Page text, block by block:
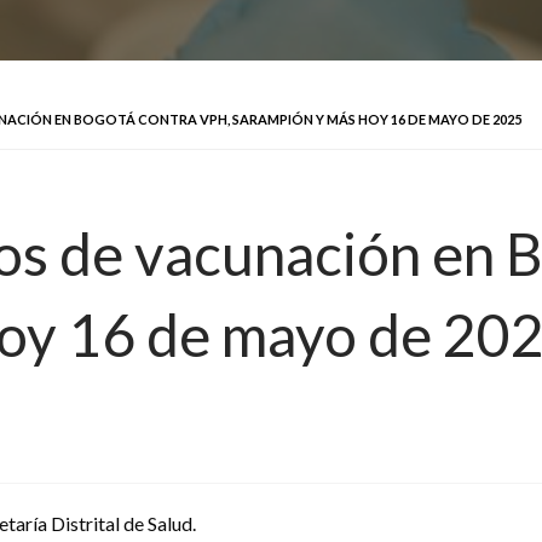
EN BOGOTÁ CONTRA VPH, SARAMPIÓN Y MÁS HOY 16 DE MAYO DE 2025
de vacunación en
16 de mayo de
Distrital de Salud.